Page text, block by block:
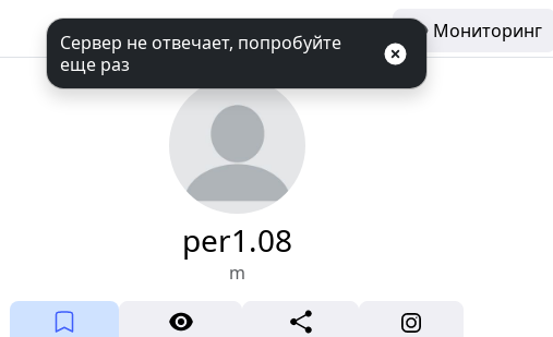
Мониторинг
per1.08
m
Сервер не отвечает, попробуйте
еще раз